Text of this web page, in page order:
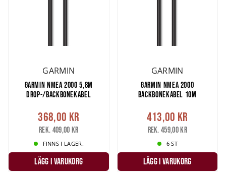
GARMIN
GARMIN NMEA 2000 5,8M
DROP-/BACKBONEKABEL
368,00 kr
Rek. 409,00 kr
FINNS I LAGER.
LÄGG I VARUKORG
GARMIN
GARMIN NMEA 2000
BACKBONEKABEL 10M
413,00 kr
Rek. 459,00 kr
6 ST
LÄGG I VARUKORG